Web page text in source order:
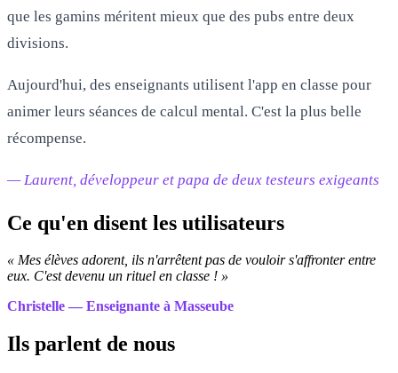
que les gamins méritent mieux que des pubs entre deux
divisions.
Aujourd'hui, des enseignants utilisent l'app en classe pour
animer leurs séances de calcul mental. C'est la plus belle
récompense.
— Laurent, développeur et papa de deux testeurs exigeants
Ce qu'en disent les utilisateurs
« Mes élèves adorent, ils n'arrêtent pas de vouloir s'affronter entre
eux. C'est devenu un rituel en classe ! »
Christelle — Enseignante à Masseube
Ils parlent de nous